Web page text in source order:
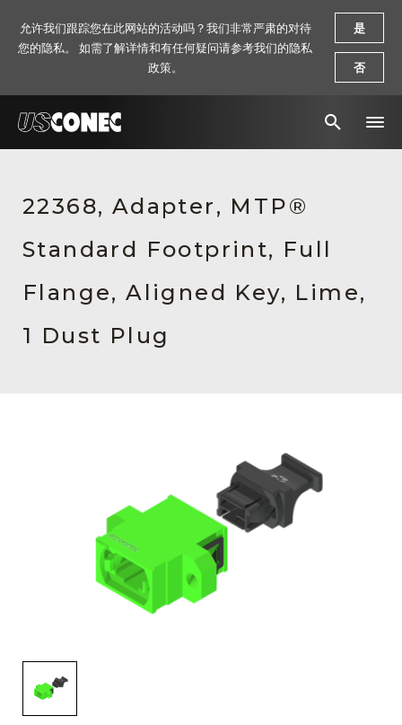
解决方案
产品
资源
关于我们
22368, Adapter, MTP®
Standard Footprint, Full
Flange, Aligned Key, Lime,
1 Dust Plug
允许我们跟踪您在此网站的活动吗？我们非常严肃的对待
您的隐私。 如需了解详情和有任何疑问请参考我们的隐私
政策。
是
否